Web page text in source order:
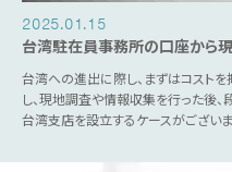
2025.01.15
台湾駐在員事務所の口座から
台湾への進出に際し、まずはコスト
し、現地調査や情報収集を行った後
台湾支店を設立するケースがござい